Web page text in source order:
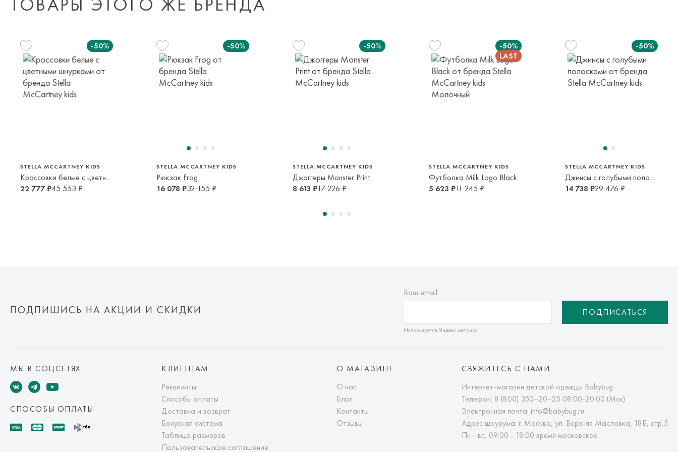
или в пункт самовывоза транспортной компании. Доставка осуществляется в
срок и по тарифам транспортной компании.
Оплата осуществляется онлайн банковскими картами Visa, Mastercard, МИР,
Система быстрых платежей (СБП)
-50%
STELLA MCCARTNEY KIDS
Кроссовки белые с цветными шнурками
22 777 ₽45 553 ₽
-50%
STELLA MCCARTNEY KIDS
Рюкзак Frog
16 078 ₽32 155 ₽
-50%
STELLA MCCARTNEY KIDS
Джоггеры Monster Print
8 613 ₽17 226 ₽
-50%
STELLA MCCARTNEY KIDS
Футболка Milk Logo Black
5 623 ₽11 245 ₽
-50%
STELLA MCCARTNEY KIDS
Джинсы с голубыми полосками
14 738 ₽29 476 ₽
ПОДПИШИСЬ НА АКЦИИ И СКИДКИ
Ваш email
Используется Яндекс метрика
ПОДПИСАТЬСЯ
МЫ В СОЦСЕТЯХ
СПОСОБЫ ОПЛАТЫ
КЛИЕНТАМ
Реквизиты
Способы оплаты
Доставка и возврат
Бонусная система
Таблица размеров
Пользовательское соглашение
О МАГАЗИНЕ
О нас
Блог
Контакты
Отзывы
СВЯЖИТЕСЬ С НАМИ
Интернет-магазин детской одежды Babybug
Телефон: 8 (800) 350–20–25 08:00-20:00 (Мск)
Электронная почта: info@babybug.ru
Адрес шоурума: г. Москва, ул. Верхняя Масловка, 18Б, стр.5
Пн - вс, 09:00 - 18:00 время московское